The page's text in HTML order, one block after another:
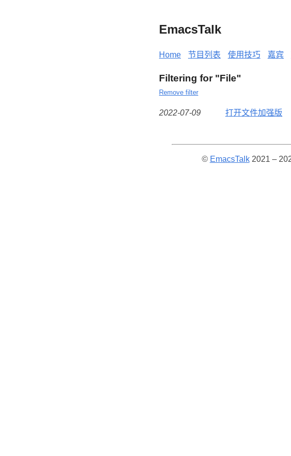
EmacsTalk
Home 节目列表 使用技巧 嘉宾
Filtering for "File"
Remove filter
2022-07-09 打开文件加强版
© EmacsTalk2021 –